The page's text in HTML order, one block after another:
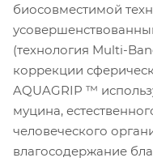
биосовместимой
(технология Multi-
коррекции
AQUAGRIP ™
муцина,
человеческого
влагосодержание